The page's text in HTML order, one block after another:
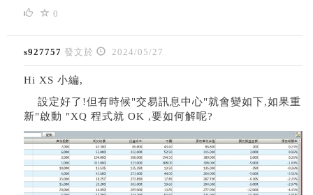
0
s927757 發文於 2024/05/27
Hi XS 小編,
設定好了!但有時候"交易訊息中心"就會變如下,如果重
新"啟動 "XQ 程式就 OK ,要如何解呢?